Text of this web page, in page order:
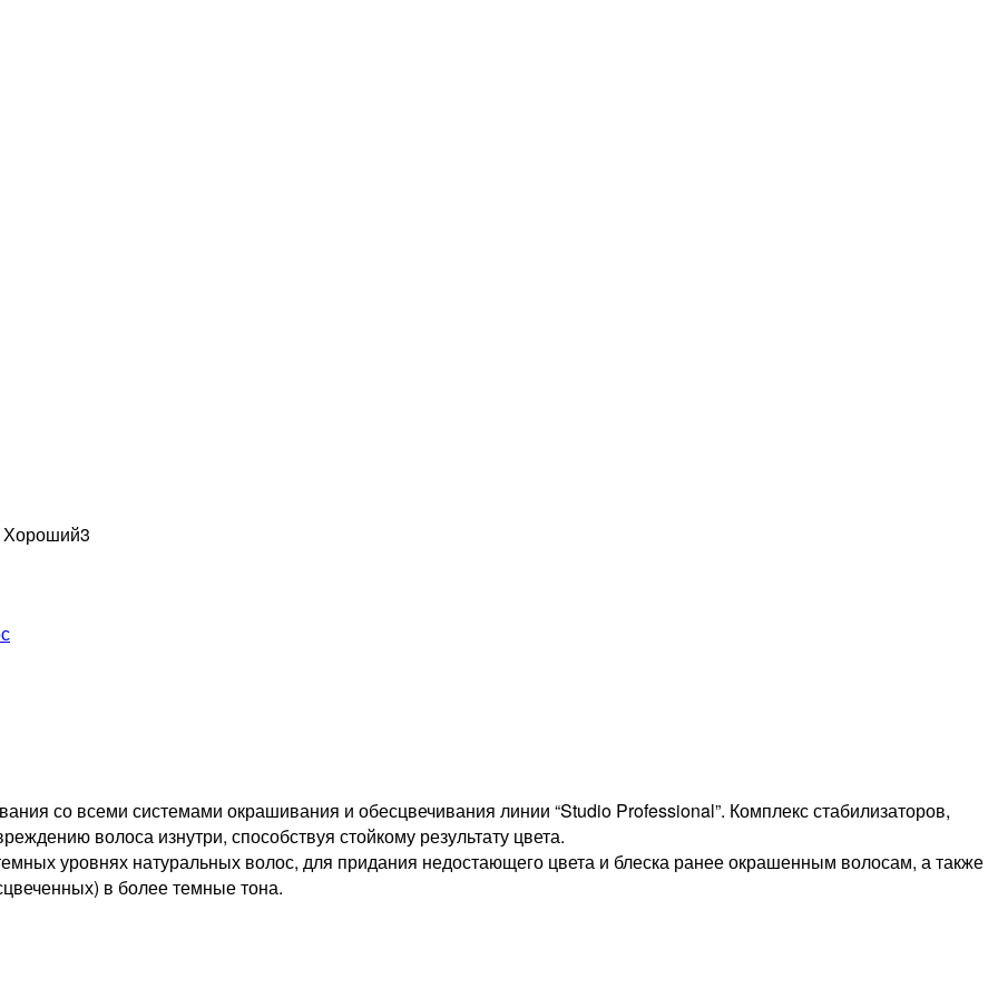
Хороший3
со всеми системами окрашивания и обесцвечивания линии “Studio Professional”. Комплекс стабилизаторов,
волоса изнутри, способствуя стойкому результату цвета.
уровнях натуральных волос, для придания недостающего цвета и блеска ранее окрашенным волосам, а также
в более темные тона.